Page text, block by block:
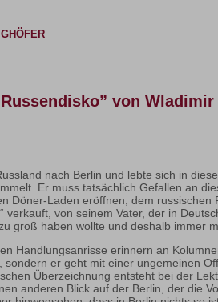
von Wladimir
nach Berlin und lebte sich in
Er muss tatsächlich Gefallen an
Döner-Laden eröffnen, dem
verkauft, von seinem Vater, der in
groß haben wollte und deshalb immer
Handlungsanrisse erinnern an
sondern er geht mit einer ungemeinen
Überzeichnung entsteht bei der
anderen Blick auf der Berlin, der die